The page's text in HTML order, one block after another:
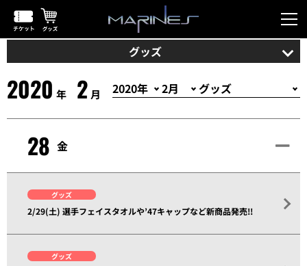
グッズ
2020 年 2 月
28 金
グッズ
2/29(土) 選手フェイスタオルや’47キャップなど新商品発売!!
グッズ